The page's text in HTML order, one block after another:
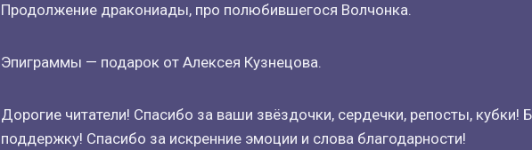
Продолжение дракониады, про полюбившегося Волчонка.
Эпиграммы — подарок от Алексея Кузнецова.
Дорогие читатели! Спасибо за ваши звёздочки, сердечки, репосты, кубки!
поддержку! Спасибо за искренние эмоции и слова благодарности!